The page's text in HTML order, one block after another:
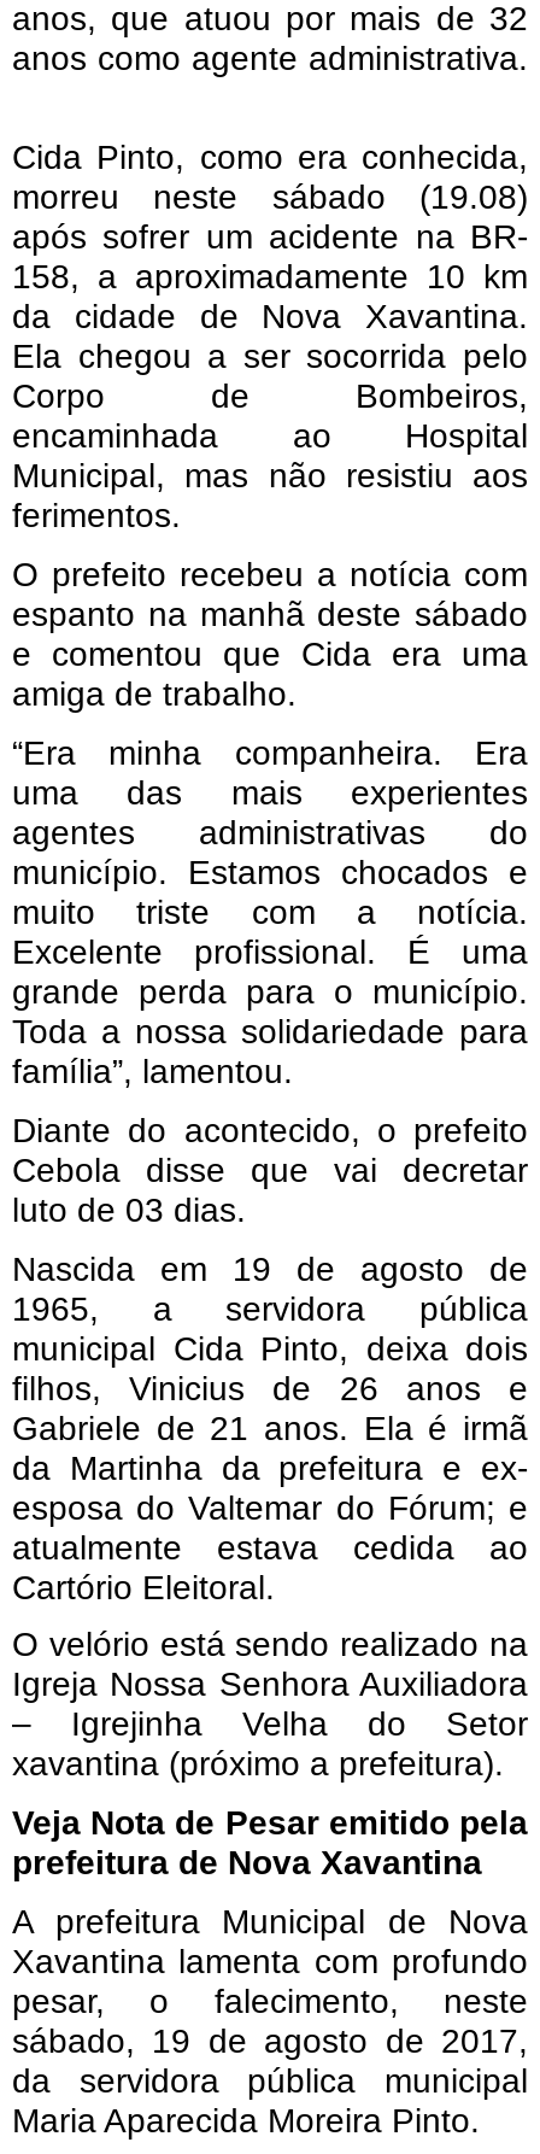
anos, que atuou por mais de 32
anos como agente administrativa.
Cida Pinto, como era conhecida,
morreu neste sábado (19.08)
após sofrer um acidente na BR-
158, a aproximadamente 10 km
da cidade de Nova Xavantina.
Ela chegou a ser socorrida pelo
Corpo de Bombeiros,
encaminhada ao Hospital
Municipal, mas não resistiu aos
ferimentos.
O prefeito recebeu a notícia com
espanto na manhã deste sábado
e comentou que Cida era uma
amiga de trabalho.
“Era minha companheira. Era
uma das mais experientes
agentes administrativas do
município. Estamos chocados e
muito triste com a notícia.
Excelente profissional. É uma
grande perda para o município.
Toda a nossa solidariedade para
família”, lamentou.
Diante do acontecido, o prefeito
Cebola disse que vai decretar
luto de 03 dias.
Nascida em 19 de agosto de
1965, a servidora pública
municipal Cida Pinto, deixa dois
filhos, Vinicius de 26 anos e
Gabriele de 21 anos. Ela é irmã
da Martinha da prefeitura e ex-
esposa do Valtemar do Fórum; e
atualmente estava cedida ao
Cartório Eleitoral.
O velório está sendo realizado na
Igreja Nossa Senhora Auxiliadora
– Igrejinha Velha do Setor
xavantina (próximo a prefeitura).
Veja Nota de Pesar emitido pela
prefeitura de Nova Xavantina
A prefeitura Municipal de Nova
Xavantina lamenta com profundo
pesar, o falecimento, neste
sábado, 19 de agosto de 2017,
da servidora pública municipal
Maria Aparecida Moreira Pinto.